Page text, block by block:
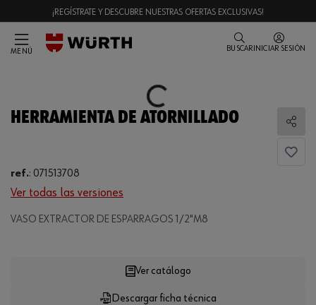
¡REGÍSTRATE Y DESCUBRE NUESTRAS OFERTAS EXCLUSIVAS!
MENÚ BUSCAR INICIAR SESIÓN
Loading...
HERRAMIENTA DE ATORNILLADO
ref.: 071513708
Ver todas las versiones
VASO EXTRACTOR DE ESPARRAGOS 1/2"M8
Loading...
Descargar ficha técnica
Ver catálogo